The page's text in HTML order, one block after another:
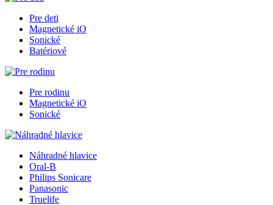
Pre deti
Magnetické iO
Sonické
Batériové
Pre rodinu
Magnetické iO
Sonické
Náhradné hlavice
Oral-B
Philips Sonicare
Panasonic
Truelife